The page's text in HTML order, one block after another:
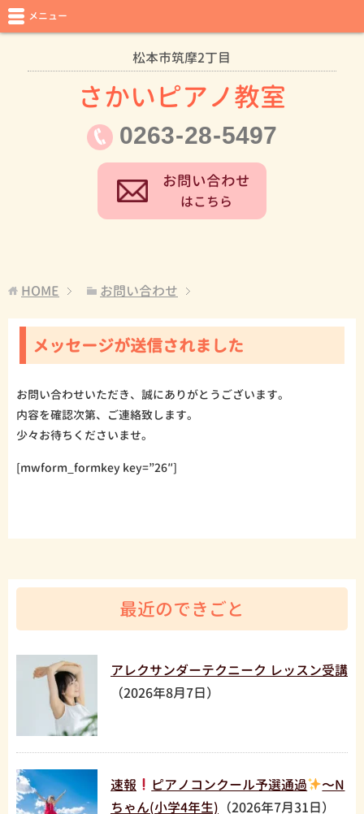
松本市筑摩2丁目
さかいピアノ教室
0263-28-5497
お問い合わせ
はこちら
メニュー
HOME お問い合わせ
メッセージが送信されました
お問い合わせいただき、誠にありがとうございます。
内容を確認次第、ご連絡致します。
少々お待ちくださいませ。
[mwform_formkey key=”26″]
最近のできごと
アレクサンダーテクニーク レッスン受講
（2026年8月7日）
速報 ピアノコンクール予選通過
〜N
ちゃん(小学4年生) （2026年7月31日）